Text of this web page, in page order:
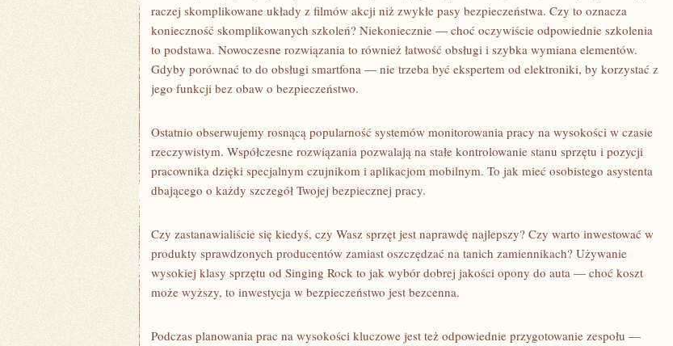
raczej skomplikowane układy z filmów akcji niż zwykłe pasy bezpieczeństwa. Czy to oznacza
konieczność skomplikowanych szkoleń? Niekoniecznie — choć oczywiście odpowiednie szkolenia
to podstawa. Nowoczesne rozwiązania to również łatwość obsługi i szybka wymiana elementów.
Gdyby porównać to do obsługi smartfona — nie trzeba być ekspertem od elektroniki, by korzystać z
jego funkcji bez obaw o bezpieczeństwo.
Ostatnio obserwujemy rosnącą popularność systemów monitorowania pracy na wysokości w czasie
rzeczywistym. Współczesne rozwiązania pozwalają na stałe kontrolowanie stanu sprzętu i pozycji
pracownika dzięki specjalnym czujnikom i aplikacjom mobilnym. To jak mieć osobistego asystenta
dbającego o każdy szczegół Twojej bezpiecznej pracy.
Czy zastanawialiście się kiedyś, czy Wasz sprzęt jest naprawdę najlepszy? Czy warto inwestować w
produkty sprawdzonych producentów zamiast oszczędzać na tanich zamiennikach? Używanie
wysokiej klasy sprzętu od Singing Rock to jak wybór dobrej jakości opony do auta — choć koszt
może wyższy, to inwestycja w bezpieczeństwo jest bezcenna.
Podczas planowania prac na wysokości kluczowe jest też odpowiednie przygotowanie zespołu —